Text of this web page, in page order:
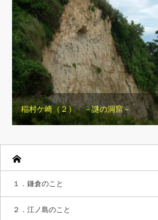
稲村ケ崎（２） －謎の洞窟－
１．鎌倉のこと
２．江ノ島のこと